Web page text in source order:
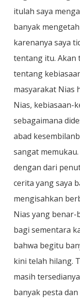
itulah saya
banyak
karenanya saya
tentang itu. Akan
tentang
masyarakat Nias
Nias, kebiasaan-
sebagaimana
abad
sangat
dengan dari
cerita yang saya
mengisahkan
Nias yang
bagi sementara
bahwa begitu
kini telah hilang.
masih
banyak pesta